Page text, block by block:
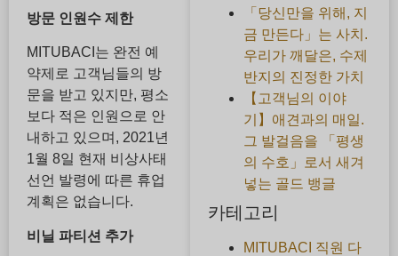
방문 인원수 제한
MITUBACI는 완전 예
약제로 고객님들의 방
문을 받고 있지만, 평소
보다 적은 인원으로 안
내하고 있으며, 2021년
1월 8일 현재 비상사태
선언 발령에 따른 휴업
계획은 없습니다.
비닐 파티션 추가
「당신만을 위해, 지
금 만든다」는 사치.
우리가 깨달은, 수제
반지의 진정한 가치
【고객님의 이야
기】애견과의 매일.
그 발걸음을 「평생
의 수호」로서 새겨
넣는 골드 뱅글
카테고리
MITUBACI 직원 다